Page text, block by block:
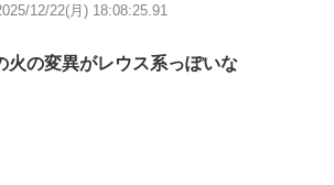
12/22(月) 18:08:25.91
火の変異がレウス系っぽいな